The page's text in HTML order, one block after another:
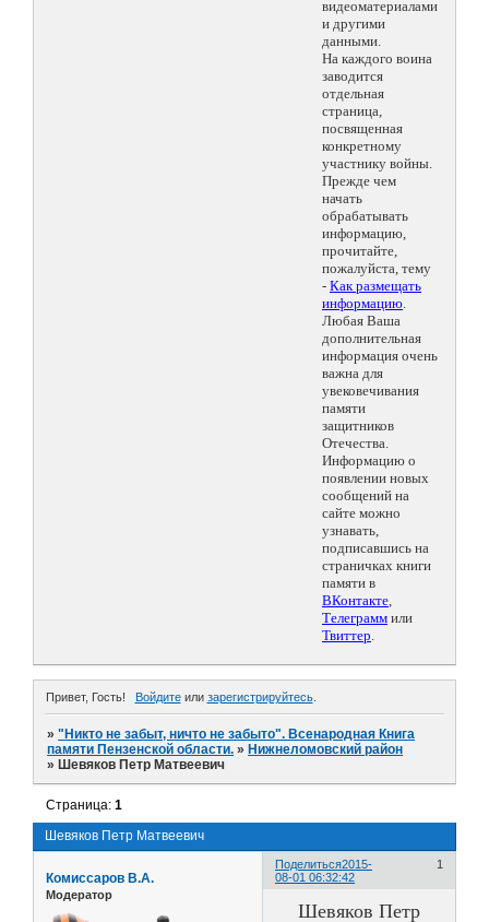
видеоматериалами
и другими
данными.
На каждого воина
заводится
отдельная
страница,
посвященная
конкретному
участнику войны.
Прежде чем
начать
обрабатывать
информацию,
прочитайте,
пожалуйста, тему
- Как размещать
информацию.
Любая Ваша
дополнительная
информация очень
важна для
увековечивания
памяти
защитников
Отечества.
Информацию о
появлении новых
сообщений на
сайте можно
узнавать,
подписавшись на
страничках книги
памяти в
ВКонтакте,
Телеграмм или
Твиттер.
Привет, Гость! Войдитеили зарегистрируйтесь.
»"Никто не забыт, ничто не забыто". Всенародная Книга
памяти Пензенской области. » Нижнеломовский район
» Шевяков Петр Матвеевич
Шевяков Петр Матвеевич
Страница:1
Поделиться 1
2015-
08-01 06:32:42
Комиссаров В.А.
Модератор
Шевяков Петр